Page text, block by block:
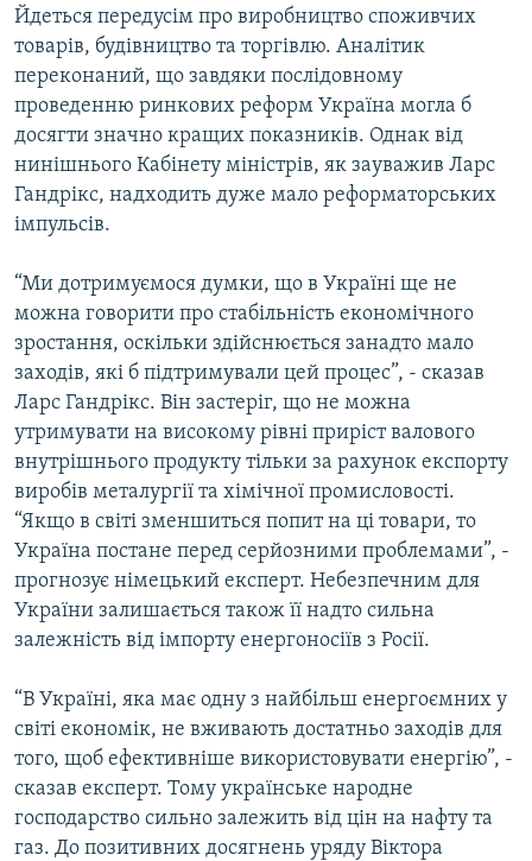
Йдеться передусім про виробництво споживчих
товарів, будівництво та торгівлю. Аналітик
переконаний, що завдяки послідовному
проведенню ринкових реформ Україна могла б
досягти значно кращих показників. Однак від
нинішнього Кабінету міністрів, як зауважив Ларс
Гандрікс, надходить дуже мало реформаторських
імпульсів.
“Ми дотримуємося думки, що в Україні ще не
можна говорити про стабільність економічного
зростання, оскільки здійснюється занадто мало
заходів, які б підтримували цей процес”, - сказав
Ларс Гандрікс. Він застеріг, що не можна
утримувати на високому рівні приріст валового
внутрішнього продукту тільки за рахунок експорту
виробів металургії та хімічної промисловості.
“Якщо в світі зменшиться попит на ці товари, то
Україна постане перед серйозними проблемами”, -
прогнозує німецький експерт. Небезпечним для
України залишається також її надто сильна
залежність від імпорту енергоносіїв з Росії.
“В Україні, яка має одну з найбільш енергоємних у
світі економік, не вживають достатньо заходів для
того, щоб ефективніше використовувати енергію”, -
сказав експерт. Тому українське народне
господарство сильно залежить від цін на нафту та
газ. До позитивних досягнень уряду Віктора